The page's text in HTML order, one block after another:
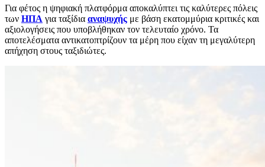
Για φέτος η ψηφιακή πλατφόρμα αποκαλύπτει τις καλύτερες πόλεις
των ΗΠΑ για ταξίδια αναψυχής με βάση εκατομμύρια κριτικές και
αξιολογήσεις που υποβλήθηκαν τον τελευταίο χρόνο. Τα
αποτελέσματα αντικατοπτρίζουν τα μέρη που είχαν τη μεγαλύτερη
απήχηση στους ταξιδιώτες.